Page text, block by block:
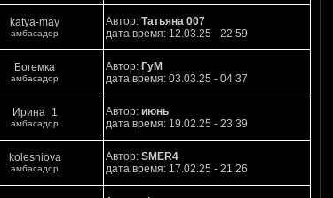
katya-may
амбасадор
Автор:Татьяна 007
дата время: 12.03.25 - 22:59
Богемка
амбасадор
Автор: ГуМ
дата время: 03.03.25 - 04:37
Ирина_1
амбасадор
Автор:июнь
дата время: 19.02.25 - 23:39
kolesniova
амбасадор
Автор:SMER4
дата время: 17.02.25 - 21:26